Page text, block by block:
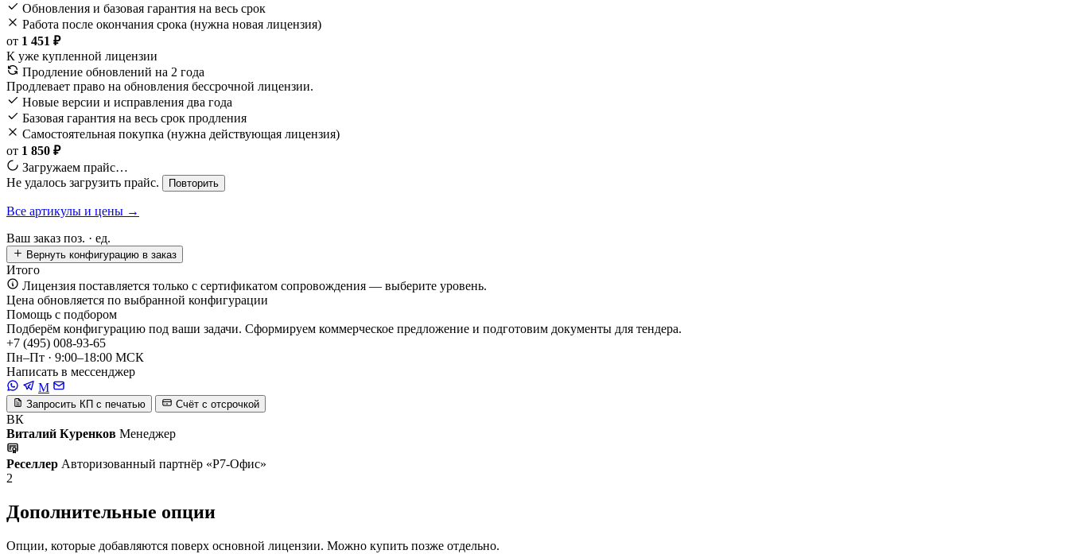
Обновления и базовая гарантия на весь срок
Работа после окончания срока (нужна новая лицензия)
от 1 451 ₽
К уже купленной лицензии
Продление обновлений на 2 года
Продлевает право на обновления бессрочной лицензии.
Новые версии и исправления два года
Базовая гарантия на весь срок продления
Самостоятельная покупка (нужна действующая лицензия)
от 1 850 ₽
Загружаем прайс…
Не удалось загрузить прайс.
Повторить
Все артикулы и цены →
Ваш заказ поз. · ед.
Вернуть конфигурацию в заказ
Итого
Лицензия поставляется только с сертификатом сопровождения — выберите уровень.
Цена обновляется по выбранной конфигурации
Помощь с подбором
Подберём конфигурацию под ваши задачи. Сформируем коммерческое предложение и подготовим документы для тендера.
+7 (495) 008-93-65
Пн–Пт · 9:00–18:00 МСК
Написать в мессенджер
M
Запросить КП с печатью Счёт с отсрочкой
ВК
Виталий Куренков Менеджер
Реселлер Авторизованный партнёр «Р7-Офис»
2
Дополнительные опции
Опции, которые добавляются поверх основной лицензии. Можно купить позже отдельно.